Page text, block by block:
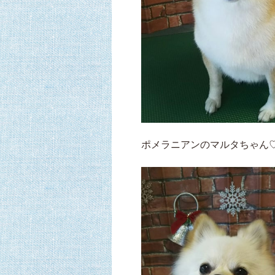
ポメラニアンのマルタちゃん